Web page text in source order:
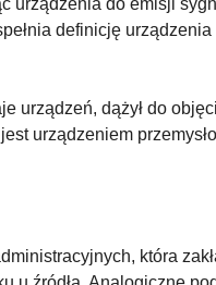
do emisji
definicję
urządzeń, dążył do
urządzeniem
która